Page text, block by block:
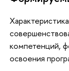
компетенций,
освоения